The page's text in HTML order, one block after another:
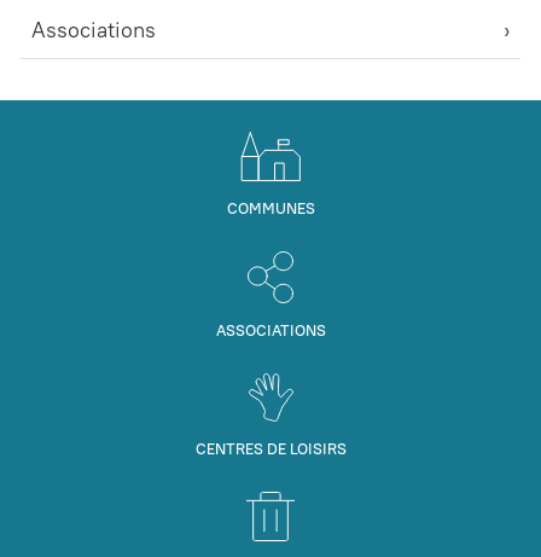
Associations
COMMUNES
ASSOCIATIONS
CENTRES DE LOISIRS